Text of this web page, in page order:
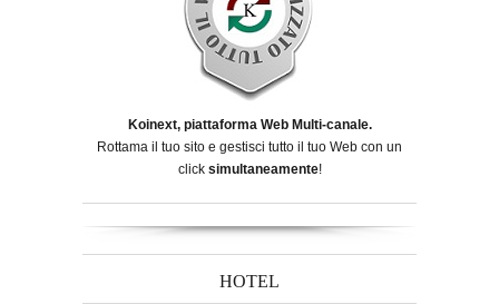
Koinext, piattaforma Web Multi-canale.
Rottama il tuo sito e gestisci tutto il tuo Web con un
click simultaneamente!
HOTEL